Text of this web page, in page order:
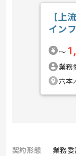
【上
イン
〜
業務
六本
契約形態
業務委